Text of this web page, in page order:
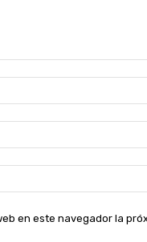
en este navegador la